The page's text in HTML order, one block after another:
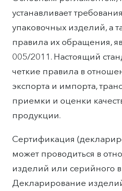
устанавливает
упаковочных изделий, а
правила их обращения,
005/2011. Настоящий
четкие правила в
экспорта и импорта,
приемки и оценки
продукции.
Сертификация
может проводиться в
изделий или серийного
Декларирование